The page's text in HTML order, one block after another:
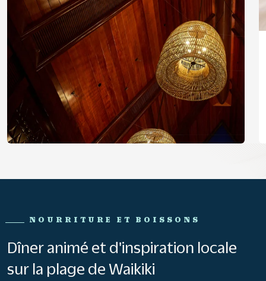
NOURRITURE ET BOISSONS
Dîner animé et d'inspiration locale
sur la plage de Waikiki